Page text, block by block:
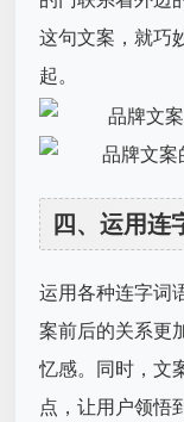
这句文案，就巧
起。
四、运用连
运用各种连字词
案前后的关系更
忆感。同时，文
点，让用户领悟